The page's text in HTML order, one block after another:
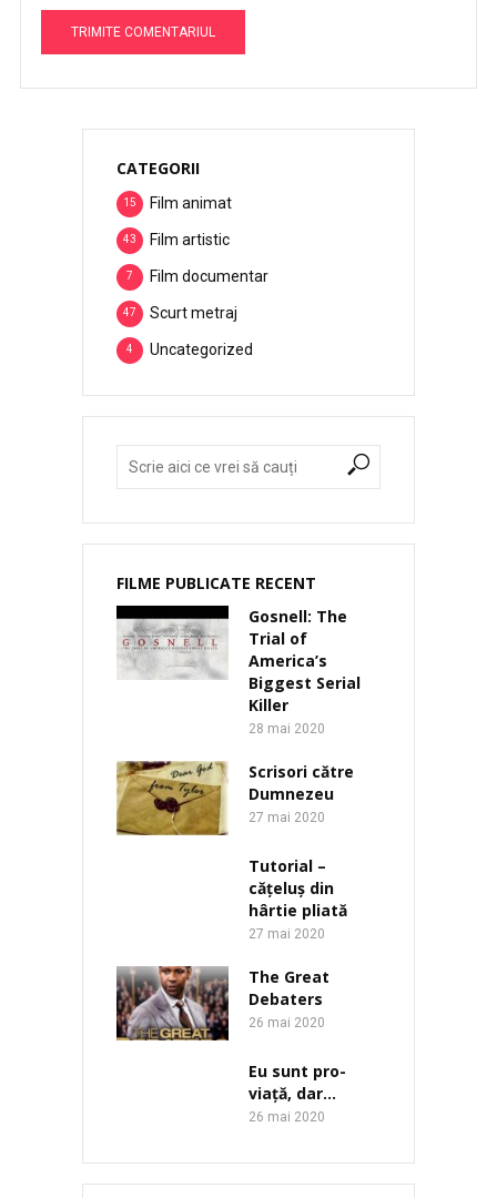
CATEGORII
Film animat
15
Film artistic
43
Film documentar
7
Scurt metraj
47
Uncategorized
4
FILME PUBLICATE RECENT
Gosnell: The
Trial of
America’s
Biggest Serial
Killer
28 mai 2020
Scrisori către
Dumnezeu
27 mai 2020
Tutorial –
cățeluș din
hârtie pliată
27 mai 2020
The Great
Debaters
26 mai 2020
Eu sunt pro-
viață, dar…
26 mai 2020